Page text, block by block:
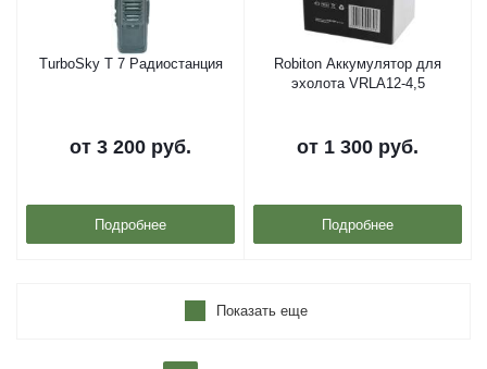
TurboSky T 7 Радиостанция
от 3 200 руб.
Подробнее
Robiton Аккумулятор для
эхолота VRLA12-4,5
от 1 300 руб.
Подробнее
Показать еще